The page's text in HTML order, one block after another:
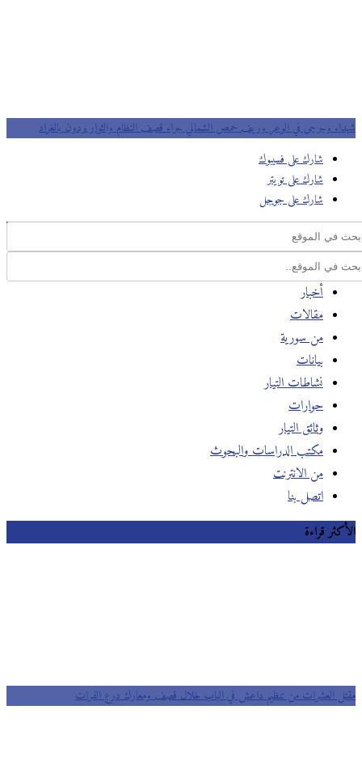
شهداء وجرحى في الوعر وريف حمص الشمالي جراء قصف النظام والثوار يردون بالغراد
شارك على فسيبوك
شارك على تويتر
شارك على جوجل
أخبار
مقالات
من سورية
بيانات
نشاطات التيار
حوارات
وثائق التيار
مكتب الدراسات والبحوث
من الانترنت
اتصل بنا
الأكثر قراءة
مقتل العشرات من تنظيم داعش في الباب خلال قصف ومعارك درع الفرات